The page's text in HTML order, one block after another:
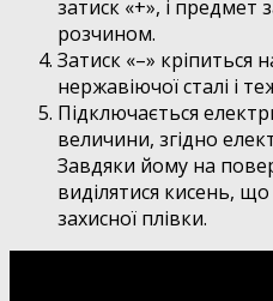
затиск «+», і предмет
розчином.
Затиск «–» кріпиться
нержавіючої сталі і
Підключається
величини, згідно
Завдяки йому на
виділятися кисень,
захисної плівки.